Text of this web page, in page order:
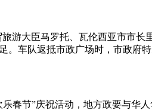
大臣马罗托、瓦伦西亚市市长
车队返抵市政广场时，市政府
节”庆祝活动，地方政要与华人